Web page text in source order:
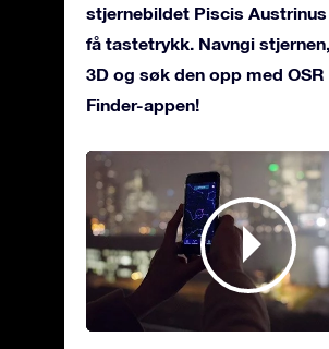
stjernebildet Piscis
få tastetrykk. Navngi
3D og søk den opp med OSR
Finder-appen!